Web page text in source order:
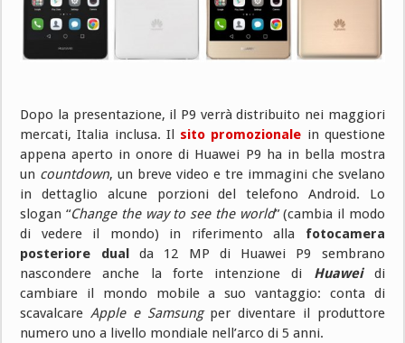
Dopo la presentazione, il P9 verrà distribuito nei maggiori
mercati, Italia inclusa. Il sito promozionale in questione
appena aperto in onore di Huawei P9 ha in bella mostra
un countdown, un breve video e tre immagini che svelano
in dettaglio alcune porzioni del telefono Android. Lo
slogan “Change the way to see the world” (cambia il modo
di vedere il mondo) in riferimento alla fotocamera
posteriore dualda 12 MP di Huawei P9 sembrano
nascondere anche la forte intenzione di Huawei di
cambiare il mondo mobile a suo vantaggio: conta di
scavalcareApple e Samsungper diventare il produttore
numero uno a livello mondiale nell’arco di 5 anni.